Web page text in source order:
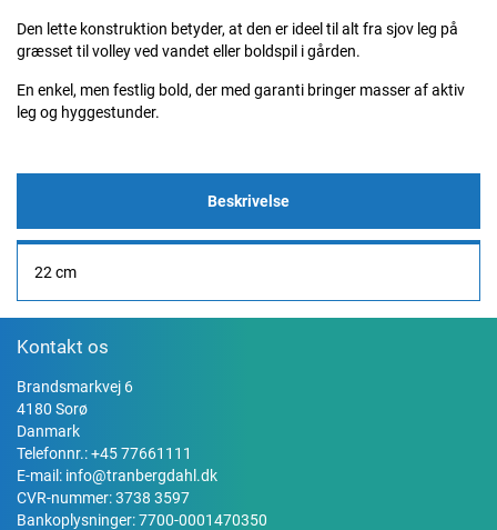
Den lette konstruktion betyder, at den er ideel til alt fra sjov leg på
græsset til volley ved vandet eller boldspil i gården.
En enkel, men festlig bold, der med garanti bringer masser af aktiv
leg og hyggestunder.
Beskrivelse
22 cm
Kontakt os
Brandsmarkvej 6
4180 Sorø
Danmark
Telefonnr.:+45 77661111
E-mail: info@tranbergdahl.dk
CVR-nummer: 3738 3597
Bankoplysninger: 7700-0001470350